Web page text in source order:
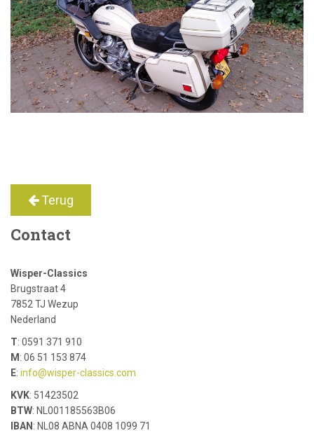
Terug
Contact
Wisper-Classics
Brugstraat 4
7852 TJ Wezup
Nederland
T: 0591 371 910
M : 06 51 153 874
E: info@wisper-classics.com
KVK: 51423502
BTW: NL001185563B06
IBAN : NL08 ABNA 0408 1099 71